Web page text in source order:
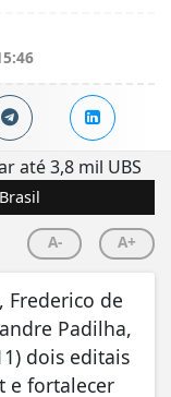
A- A+
Frederico de
Padilha,
dois editais
e fortalecer